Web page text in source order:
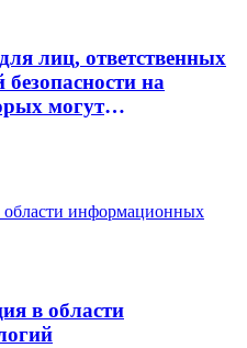
лиц, ответственных
на
могут
к категориям
в области